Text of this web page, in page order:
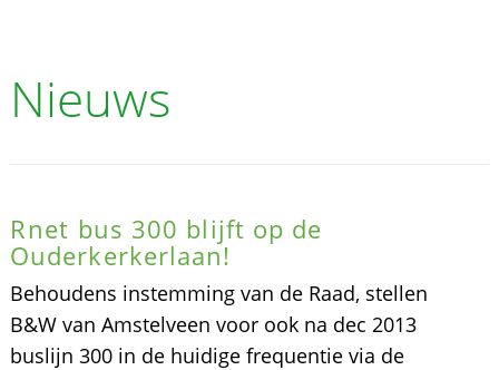
Nieuws
Rnet bus 300 blijft op de
Ouderkerkerlaan!
Behoudens instemming van de Raad, stellen
B&W van Amstelveen voor ook na dec 2013
buslijn 300 in de huidige frequentie via de